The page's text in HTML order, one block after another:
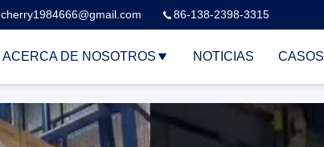
cherry1984666@gmail.com 86-138-2398-3315
ACERCA DE NOSOTROS NOTICIAS CASOS